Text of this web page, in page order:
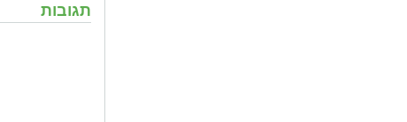
תגובות